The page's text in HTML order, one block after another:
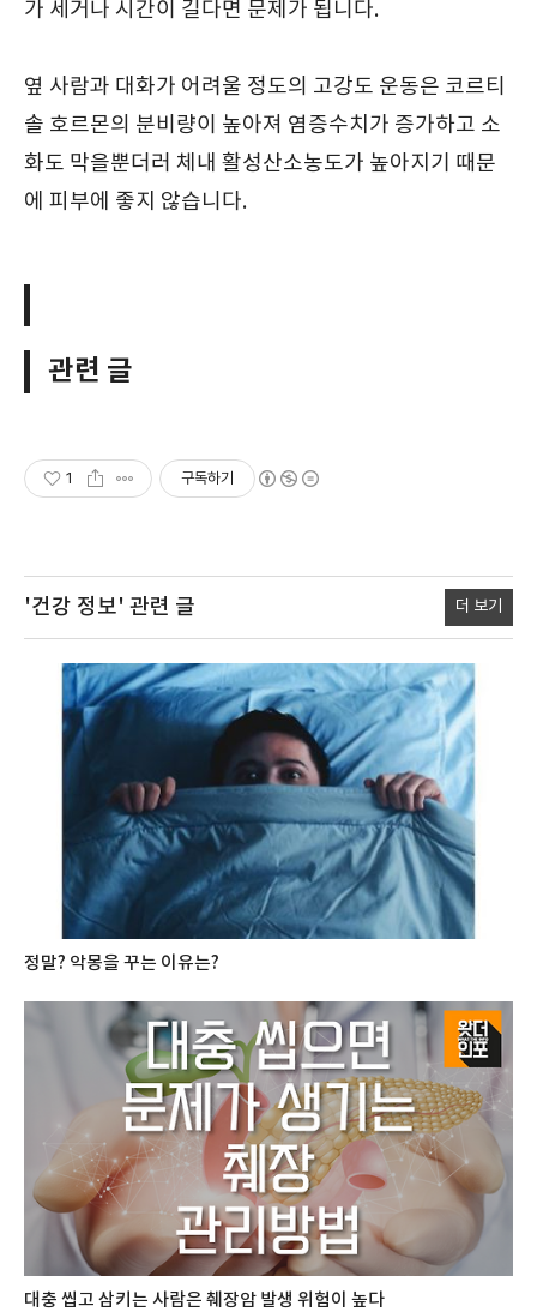
가 세거나 시간이 길다면 문제가 됩니다.
옆 사람과 대화가 어려울 정도의 고강도 운동은 코르티
솔 호르몬의 분비량이 높아져 염증수치가 증가하고 소
화도 막을뿐더러 체내 활성산소농도가 높아지기 때문
에 피부에 좋지 않습니다.
관련 글
1 구독하기
'건강 정보' 관련 글 더 보기
정말? 악몽을 꾸는 이유는?
대충 씹고 삼키는 사람은 췌장암 발생 위험이 높다